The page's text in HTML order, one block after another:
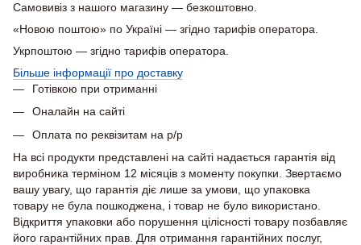
Самовивіз з нашого магазину — безкоштовно.
«Новою поштою» по Україні — згідно тарифів оператора.
Укрпоштою — згідно тарифів оператора.
Більше інформації про доставку
Готівкою при отриманні
Оналайн на сайті
Оплата по реквізитам на р/р
На всі продукти представлені на сайті надається гарантія від
виробника терміном 12 місяців з моменту покупки. Звертаємо
вашу увагу, що гарантія діє лише за умови, що упаковка
товару не була пошкоджена, і товар не було використано.
Відкриття упаковки або порушення цілісності товару позбавляє
його гарантійних прав. Для отримання гарантійних послуг,